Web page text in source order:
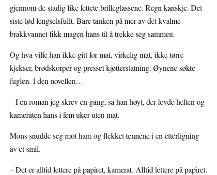
gjennom de stadig like fettete brilleglassene. Regn kanskje. Det
siste lød lengselsfullt. Bare tanken på mer av det kvalme
brakkvannet fikk magen hans til å trekke seg sammen.
Og hva ville han ikke gitt for mat, virkelig mat, ikke tørre
kjekser, brødskorper og presset kjøtterstatning. Øynene søkte
fuglen. I den novellen…
– I en roman jeg skrev en gang, sa han høyt, der levde helten og
kameraten hans i fem uker uten mat.
Mons snudde seg mot ham og flekket tennene i en etterligning
av et smil.
– Det er alltid lettere på papiret, kamerat. Alltid lettere på papiret.